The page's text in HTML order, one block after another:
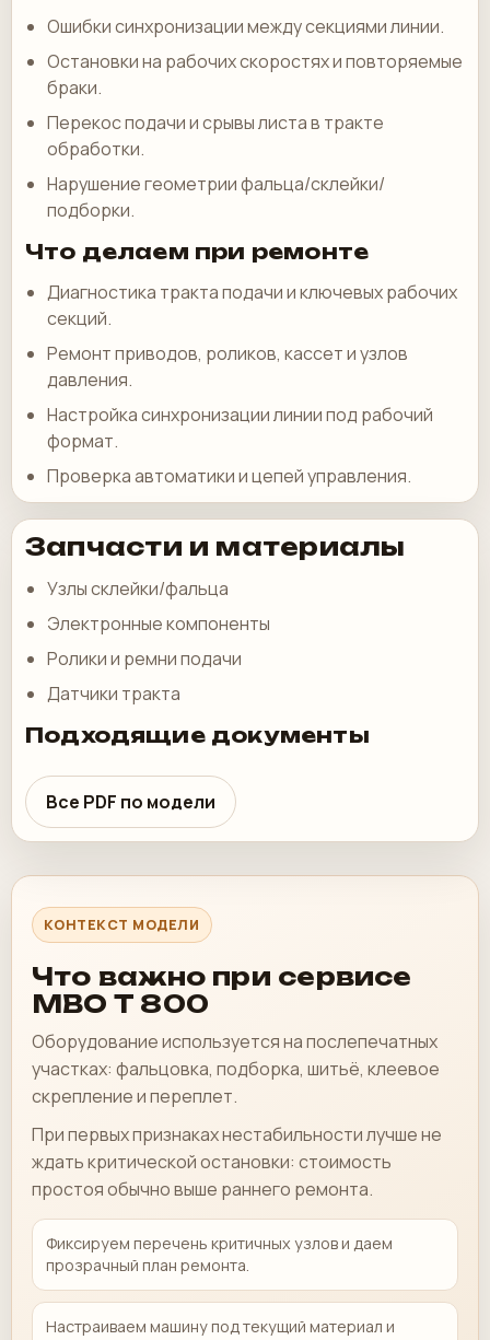
Ошибки синхронизации между секциями линии.
Остановки на рабочих скоростях и повторяемые
браки.
Перекос подачи и срывы листа в тракте
обработки.
Нарушение геометрии фальца/склейки/
подборки.
Что делаем при ремонте
Диагностика тракта подачи и ключевых рабочих
секций.
Ремонт приводов, роликов, кассет и узлов
давления.
Настройка синхронизации линии под рабочий
формат.
Проверка автоматики и цепей управления.
Запчасти и материалы
Узлы склейки/фальца
Электронные компоненты
Ролики и ремни подачи
Датчики тракта
Подходящие документы
Все PDF по модели
КОНТЕКСТ МОДЕЛИ
Что важно при сервисе
MBO T 800
Оборудование используется на послепечатных
участках: фальцовка, подборка, шитьё, клеевое
скрепление и переплет.
При первых признаках нестабильности лучше не
ждать критической остановки: стоимость
простоя обычно выше раннего ремонта.
Фиксируем перечень критичных узлов и даем
прозрачный план ремонта.
Настраиваем машину под текущий материал и